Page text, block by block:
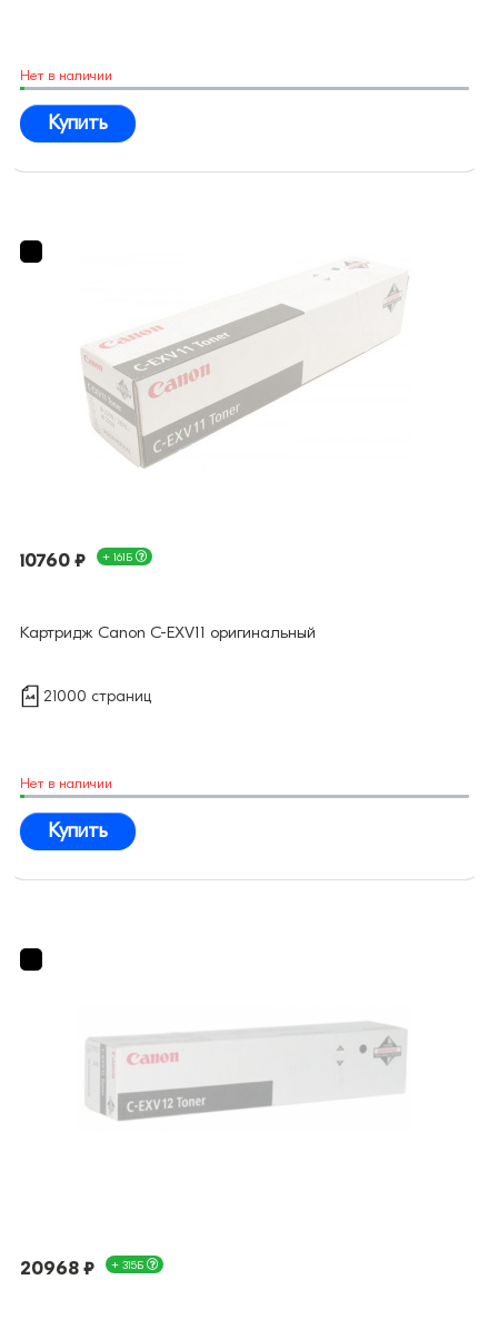
Нет в наличии
Купить
10760 ₽ + 161Б
Картридж Canon C-EXV11 оригинальный
21000 страниц
Нет в наличии
Купить
20968 ₽ + 315Б